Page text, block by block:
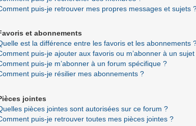
puis-je retrouver mes propres messages et sujets
et abonnements
est la différence entre les favoris et les abonnements
puis-je ajouter aux favoris ou m’abonner à un
puis-je m’abonner à un forum spécifique ?
puis-je résilier mes abonnements ?
jointes
pièces jointes sont autorisées sur ce forum ?
puis-je retrouver toutes mes pièces jointes ?